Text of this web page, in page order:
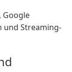
und Streaming-